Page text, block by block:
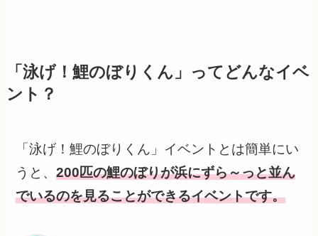
「泳げ！鯉のぼりくん」ってどんなイベ
ント？
「泳げ！鯉のぼりくん」イベントとは簡単にい
うと、200匹の鯉のぼりが浜にずら～っと並ん
でいるのを見ることができるイベントです。